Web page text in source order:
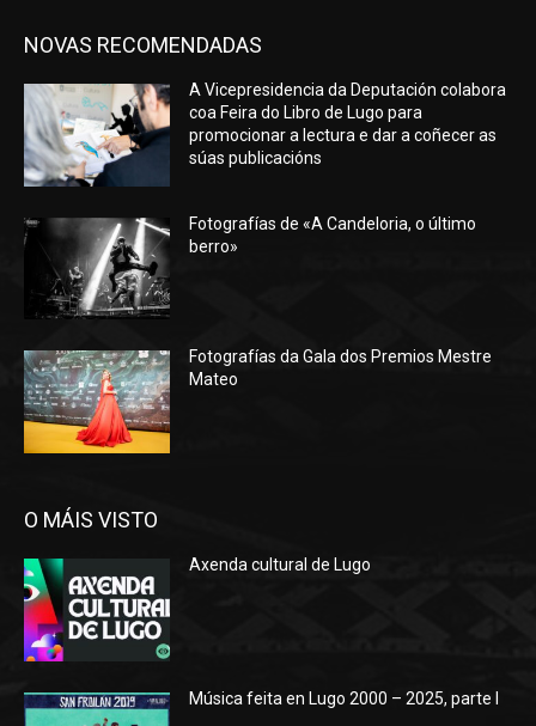
NOVAS RECOMENDADAS
A Vicepresidencia da Deputación colabora
coa Feira do Libro de Lugo para
promocionar a lectura e dar a coñecer as
súas publicacións
Fotografías de «A Candeloria, o último
berro»
Fotografías da Gala dos Premios Mestre
Mateo
O MÁIS VISTO
Axenda cultural de Lugo
Música feita en Lugo 2000 – 2025, parte I